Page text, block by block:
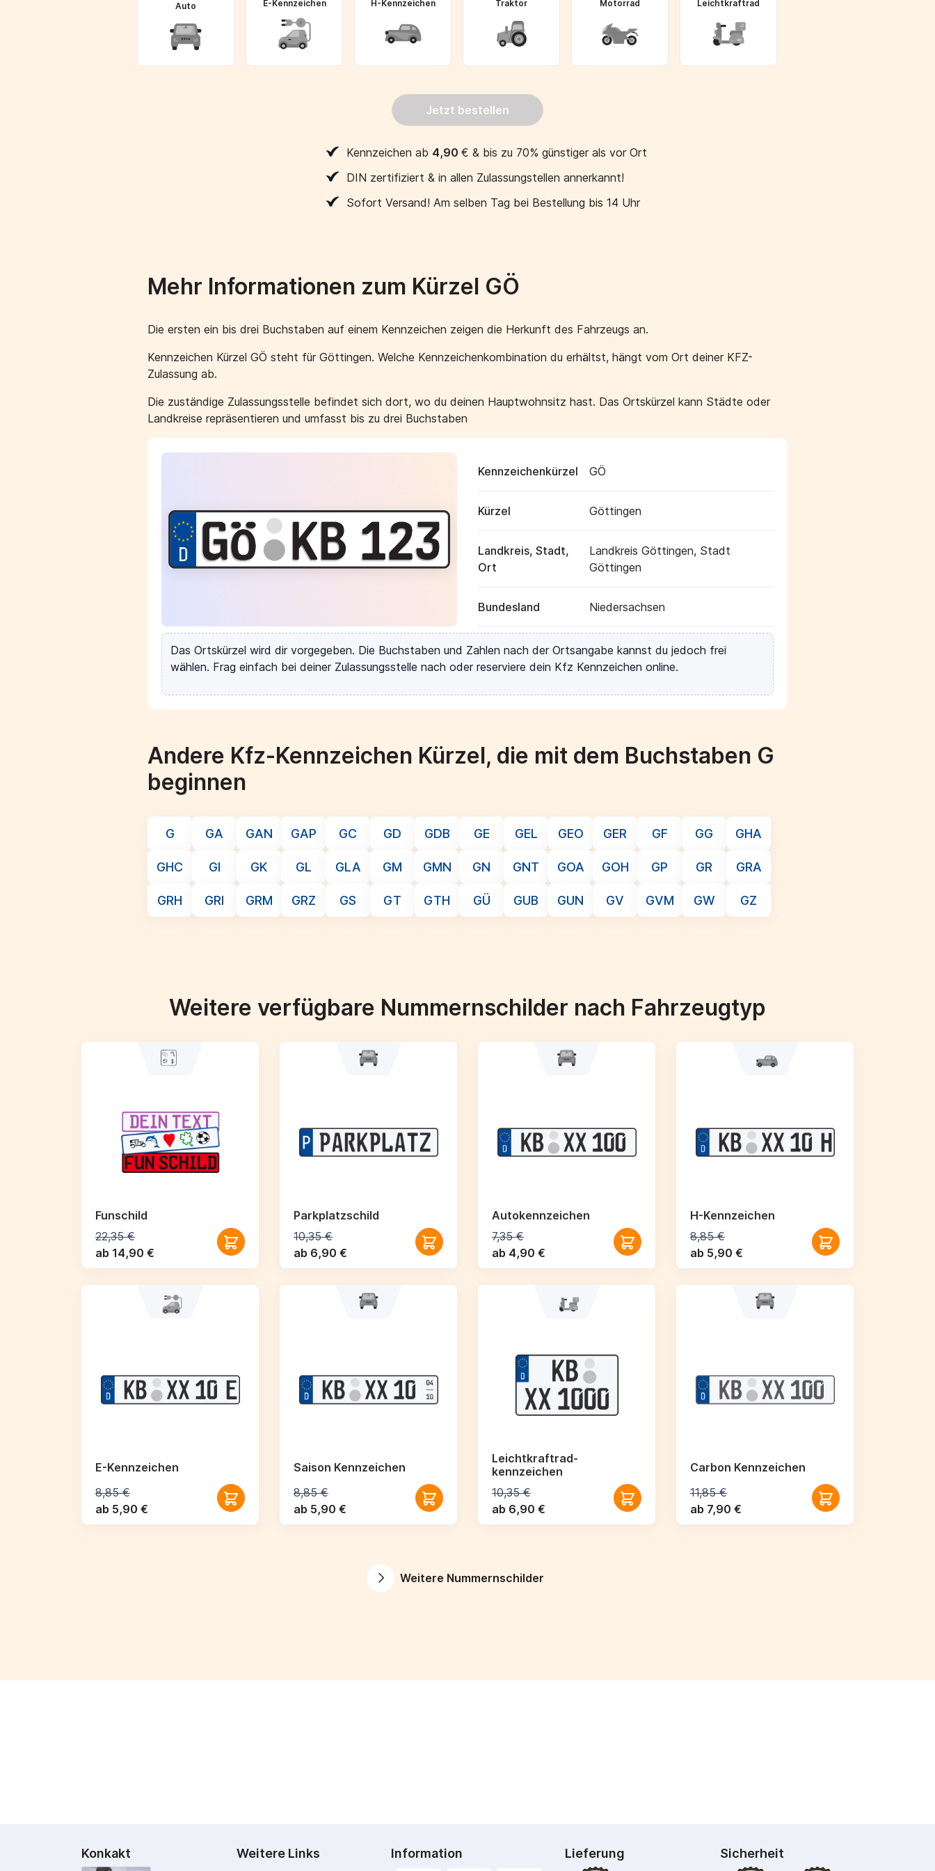
Auto E-Kennzeichen H-Kennzeichen Traktor Motorrad Leichtkraftrad
Jetzt bestellen
Kennzeichen ab 4,90 € & bis zu 70% günstiger als vor Ort
DIN zertifiziert & in allen Zulassungstellen annerkannt!
Sofort Versand! Am selben Tag bei Bestellung bis 14 Uhr
Mehr Informationen zum Kürzel GÖ
Die ersten ein bis drei Buchstaben auf einem Kennzeichen zeigen die Herkunft des Fahrzeugs an.
Kennzeichen Kürzel GÖ steht für Göttingen. Welche Kennzeichenkombination du erhältst, hängt vom Ort deiner KFZ-
Zulassung ab.
Die zuständige Zulassungsstelle befindet sich dort, wo du deinen Hauptwohnsitz hast. Das Ortskürzel kann Städte oder
Landkreise repräsentieren und umfasst bis zu drei Buchstaben
Kennzeichenkürzel GÖ
Kürzel Göttingen
Landkreis, Stadt,
Ort
Landkreis Göttingen, Stadt
Göttingen
Bundesland Niedersachsen
Das Ortskürzel wird dir vorgegeben. Die Buchstaben und Zahlen nach der Ortsangabe kannst du jedoch frei
wählen. Frag einfach bei deiner Zulassungsstelle nach oder reserviere dein Kfz Kennzeichen online.
Andere Kfz-Kennzeichen Kürzel, die mit dem Buchstaben G
beginnen
G GA GAN GAP GC GD GDB GE GEL GEO GER GF GG GHA
GHC GI GK GL GLA GM GMN GN GNT GOA GOH GP GR GRA
GRH GRI GRM GRZ GS GT GTH GÜ GUB GUN GV GVM GW GZ
Weitere verfügbare Nummernschilder nach Fahrzeugtyp
Funschild
22,35 €
ab 14,90 €
Parkplatzschild
10,35 €
ab 6,90 €
Autokennzeichen
7,35 €
ab 4,90 €
H-Kennzeichen
8,85 €
ab 5,90 €
E-Kennzeichen
8,85 €
ab 5,90 €
Saison Kennzeichen
8,85 €
ab 5,90 €
Leichtkraftrad­
kennzeichen
10,35 €
ab 6,90 €
Carbon Kennzeichen
11,85 €
ab 7,90 €
Weitere Nummernschilder
Konkakt Weitere Links Information Lieferung Sicherheit